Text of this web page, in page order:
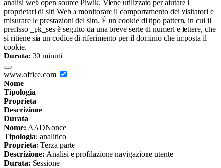
analisi web open source Piwik. Viene utilizzato per aiutare i
proprietari di siti Web a monitorare il comportamento dei visitatori e
misurare le prestazioni del sito. È un cookie di tipo pattern, in cui il
prefisso _pk_ses è seguito da una breve serie di numeri e lettere, che
si ritiene sia un codice di riferimento per il dominio che imposta il
cookie.
Durata: 30 minuti
www.office.com
Nome
Tipologia
Proprieta
Descrizione
Durata
Nome: AADNonce
Tipologia: analitico
Proprieta: Terza parte
Descrizione: Analisi e profilazione navigazione utente
Durata: Sessione